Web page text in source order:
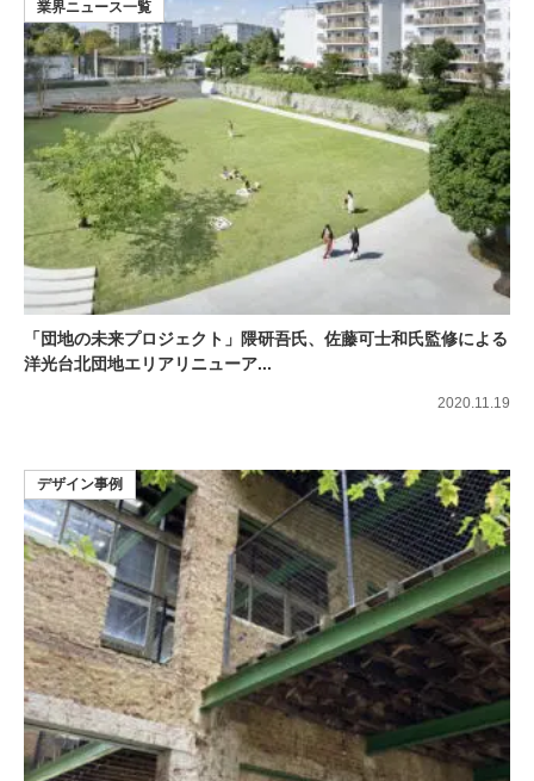
「団地の未来プロジェクト」隈研吾氏、佐藤可士和氏監修による
洋光台北団地エリアリニューア...
業界ニュース一覧
2020.11.19
デザイン事例